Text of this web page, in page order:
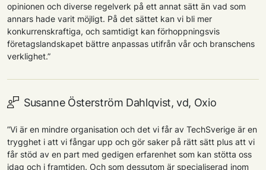
opinionen och diverse regelverk på ett annat sätt än vad som
annars hade varit möjligt. På det sättet kan vi bli mer
konkurrenskraftiga, och samtidigt kan förhoppningsvis
företagslandskapet bättre anpassas utifrån vår och branschens
verklighet.”
Susanne Österström Dahlqvist, vd, Oxio
”Vi är en mindre organisation och det vi får av TechSverige är en
trygghet i att vi fångar upp och gör saker på rätt sätt plus att vi
får stöd av en part med gedigen erfarenhet som kan stötta oss
idag och i framtiden. Och som dessutom är specialiserad inom